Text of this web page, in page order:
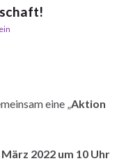
eine „ Aktion
März 2022 um 10 Uhr